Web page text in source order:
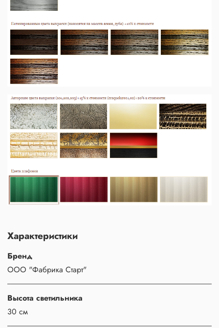
Характеристики
Бренд
ООО "Фабрика Старт"
Высота светильника
30 см